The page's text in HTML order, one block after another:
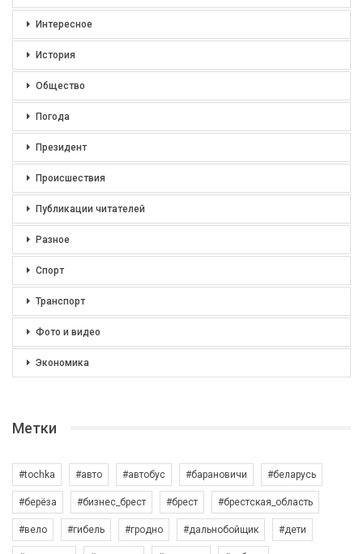
Интересное
История
Общество
Погода
Президент
Происшествия
Публикации читателей
Разное
Спорт
Транспорт
Фото и видео
Экономика
Метки
#tochka #авто #автобус #барановичи #беларусь
#берёза #бизнес_брест #брест #брестская_область
#вело #гибель #гродно #дальнобойщик #дети